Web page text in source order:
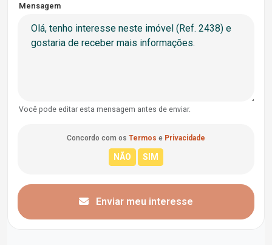
Mensagem
Você pode editar esta mensagem antes de enviar.
Concordo com os Termos e Privacidade
Enviar meu interesse